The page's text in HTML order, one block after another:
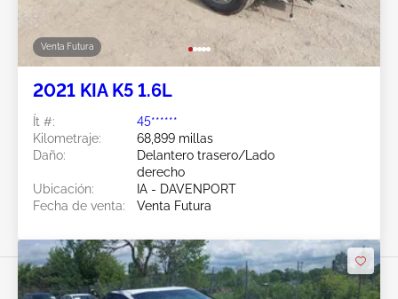
Venta Futura
2021 KIA K5 1.6L
Ít #:
45******
Kilometraje:
68,899 millas
Daño:
Delantero trasero/Lado
derecho
Ubicación:
IA - DAVENPORT
Fecha de venta:
Venta Futura